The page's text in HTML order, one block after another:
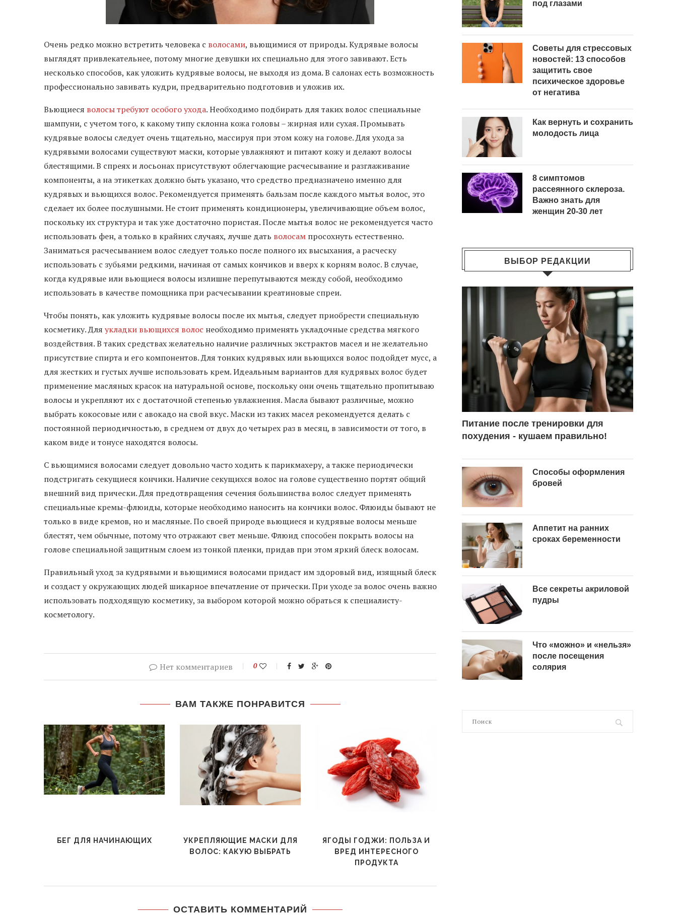
Очень редко можно встретить человека с волосами, вьющимися от природы. Кудрявые волосы
выглядят привлекательнее, потому многие девушки их специально для этого завивают. Есть
несколько способов, как уложить кудрявые волосы, не выходя из дома. В салонах есть возможность
профессионально завивать кудри, предварительно подготовив и уложив их.
Вьющиеся волосы требуют особого ухода. Необходимо подбирать для таких волос специальные
шампуни, с учетом того, к какому типу склонна кожа головы – жирная или сухая. Промывать
кудрявые волосы следует очень тщательно, массируя при этом кожу на голове. Для ухода за
кудрявыми волосами существуют маски, которые увлажняют и питают кожу и делают волосы
блестящими. В спреях и лосьонах присутствуют облегчающие расчесывание и разглаживание
компоненты, а на этикетках должно быть указано, что средство предназначено именно для
кудрявых и вьющихся волос. Рекомендуется применять бальзам после каждого мытья волос, это
сделает их более послушными. Не стоит применять кондиционеры, увеличивающие объем волос,
поскольку их структура и так уже достаточно пористая. После мытья волос не рекомендуется часто
использовать фен, а только в крайних случаях, лучше дать волосам просохнуть естественно.
Заниматься расчесыванием волос следует только после полного их высыхания, а расческу
использовать с зубьями редкими, начиная от самых кончиков и вверх к корням волос. В случае,
когда кудрявые или вьющиеся волосы излишне перепутываются между собой, необходимо
использовать в качестве помощника при расчесывании креатиновые спреи.
Чтобы понять, как уложить кудрявые волосы после их мытья, следует приобрести специальную
косметику. Для укладки вьющихся волос необходимо применять укладочные средства мягкого
воздействия. В таких средствах желательно наличие различных экстрактов масел и не желательно
присутствие спирта и его компонентов. Для тонких кудрявых или вьющихся волос подойдет мусс, а
для жестких и густых лучше использовать крем. Идеальным вариантов для кудрявых волос будет
применение масляных красок на натуральной основе, поскольку они очень тщательно пропитываю
волосы и укрепляют их с достаточной степенью увлажнения. Масла бывают различные, можно
выбрать кокосовые или с авокадо на свой вкус. Маски из таких масел рекомендуется делать с
постоянной периодичностью, в среднем от двух до четырех раз в месяц, в зависимости от того, в
каком виде и тонусе находятся волосы.
С вьющимися волосами следует довольно часто ходить к парикмахеру, а также периодически
подстригать секущиеся кончики. Наличие секущихся волос на голове существенно портят общий
внешний вид прически. Для предотвращения сечения большинства волос следует применять
специальные кремы-флюиды, которые необходимо наносить на кончики волос. Флюиды бывают не
только в виде кремов, но и масляные. По своей природе вьющиеся и кудрявые волосы меньше
блестят, чем обычные, потому что отражают свет меньше. Флюид способен покрыть волосы на
голове специальной защитным слоем из тонкой пленки, придав при этом яркий блеск волосам.
Правильный уход за кудрявыми и вьющимися волосами придаст им здоровый вид, изящный блеск
и создаст у окружающих людей шикарное впечатление от прически. При уходе за волос очень важно
использовать подходящую косметику, за выбором которой можно обраться к специалисту-
косметологу.
Нет комментариев 0
ВАМ ТАКЖЕ ПОНРАВИТСЯ
БЕГ ДЛЯ НАЧИНАЮЩИХ
УКРЕПЛЯЮЩИЕ МАСКИ ДЛЯ
ВОЛОС: КАКУЮ ВЫБРАТЬ
ЯГОДЫ ГОДЖИ: ПОЛЬЗА И
ВРЕД ИНТЕРЕСНОГО
ПРОДУКТА
ОСТАВИТЬ КОММЕНТАРИЙ
под глазами
Советы для стрессовых
новостей: 13 способов
защитить свое
психическое здоровье
от негатива
Как вернуть и сохранить
молодость лица
8 симптомов
рассеянного склероза.
Важно знать для
женщин 20-30 лет
ВЫБОР РЕДАКЦИИ
Питание после тренировки для
похудения - кушаем правильно!
Способы оформления
бровей
Аппетит на ранних
сроках беременности
Все секреты акриловой
пудры
Что «можно» и «нельзя»
после посещения
солярия